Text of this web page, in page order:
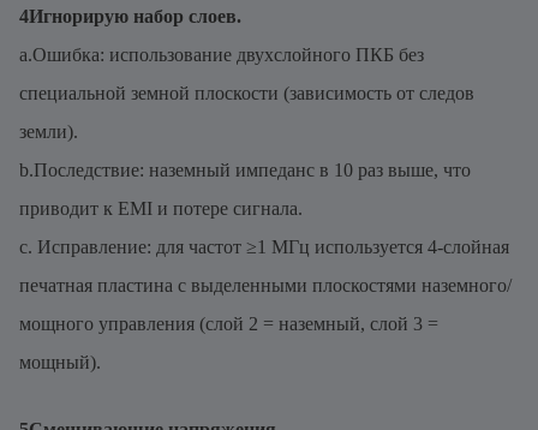
4Игнорирую набор слоев.
a.Ошибка: использование двухслойного ПКБ без
специальной земной плоскости (зависимость от следов
земли).
b.Последствие: наземный импеданс в 10 раз выше, что
приводит к EMI и потере сигнала.
c. Исправление: для частот ≥1 МГц используется 4-слойная
печатная пластина с выделенными плоскостями наземного/
мощного управления (слой 2 = наземный, слой 3 =
мощный).